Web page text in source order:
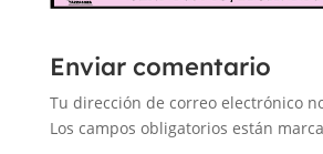
Enviar comentario
Tu dirección de correo electrónico
Los campos obligatorios están